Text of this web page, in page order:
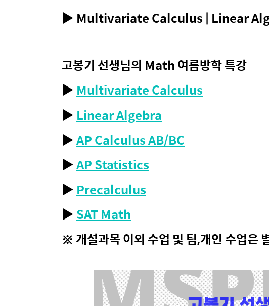
▶ Multivariate Calculus | Linear
고봉기 선생님의 Math 여름방학 특강
▶ Multivariate Calculus
▶ Linear Algebra
▶AP Calculus AB/BC
▶AP Statistics
▶ Precalculus
▶SAT Math
※ 개설과목 이외 수업 및 팀,개인 수업은